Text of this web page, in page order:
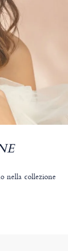
nella collezione